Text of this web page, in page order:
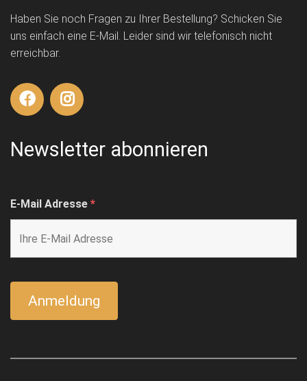
Haben Sie noch Fragen zu Ihrer Bestellung? Schicken Sie
uns einfach eine E-Mail. Leider sind wir telefonisch nicht
erreichbar.
Newsletter abonnieren
E-Mail Adresse *